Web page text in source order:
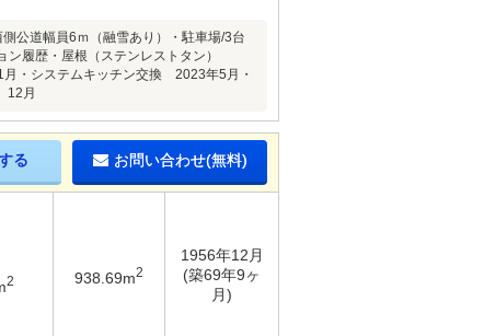
公道幅員6ｍ（融雪あり）・駐車場/3台
ン履歴・屋根（ステンレストタン）
・システムキッチン交換 2023年5月・
12月
る お問い合わせ(無料)
2 938.69m2
1956年12月
(築69年9ヶ
月)